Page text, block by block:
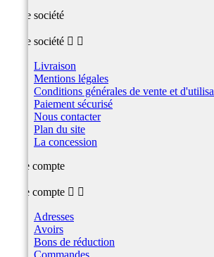
Notre société
Notre société  
Livraison
Mentions légales
Conditions générales de vente et
Paiement sécurisé
Nous contacter
Plan du site
La concession
Votre compte
Votre compte  
Adresses
Avoirs
Bons de réduction
Commandes